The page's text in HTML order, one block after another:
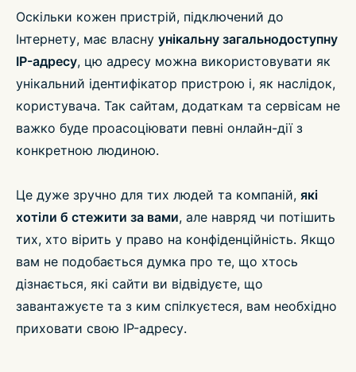
Оскільки кожен пристрій, підключений до
Інтернету, має власну унікальну загальнодоступну
IP-адресу, цю адресу можна використовувати як
унікальний ідентифікатор пристрою і, як наслідок,
користувача. Так сайтам, додаткам та сервісам не
важко буде проасоціювати певні онлайн-дії з
конкретною людиною.
Це дуже зручно для тих людей та компаній, які
хотіли б стежити за вами, але навряд чи потішить
тих, хто вірить у право на конфіденційність. Якщо
вам не подобається думка про те, що хтось
дізнається, які сайти ви відвідуєте, що
завантажуєте та з ким спілкуєтеся, вам необхідно
приховати свою IP-адресу.